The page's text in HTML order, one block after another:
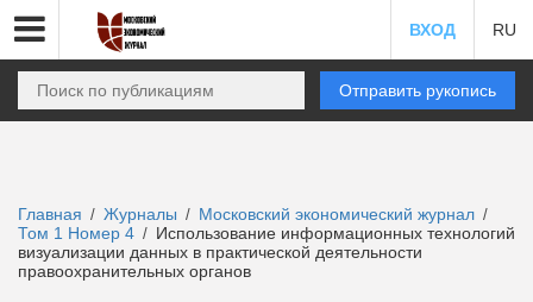
ВХОД RU
Отправить рукопись
Главная / Журналы / Московский экономический журнал /
Том 1 Номер 4 / Использование информационных технологий
визуализации данных в практической деятельности
правоохранительных органов